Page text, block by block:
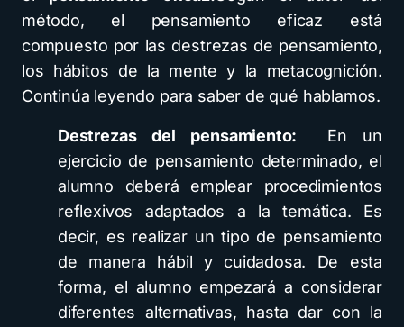
método, el pensamiento eficaz está
compuesto por las destrezas de pensamiento,
los hábitos de la mente y la metacognición.
Continúa leyendo para saber de qué hablamos.
Destrezas del pensamiento: En un
ejercicio de pensamiento determinado, el
alumno deberá emplear procedimientos
reflexivos adaptados a la temática. Es
decir, es realizar un tipo de pensamiento
de manera hábil y cuidadosa. De esta
forma, el alumno empezará a considerar
diferentes alternativas, hasta dar con la